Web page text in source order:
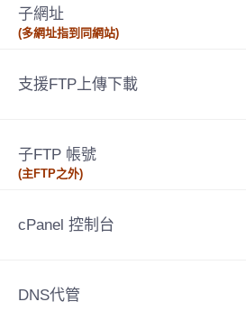
子網址
(多網址指到同網站)
支援FTP上傳下載
子FTP 帳號
(主FTP之外)
cPanel 控制台
DNS代管